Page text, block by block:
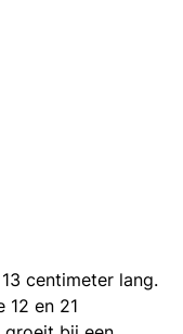
centimeter lang.
12 en 21